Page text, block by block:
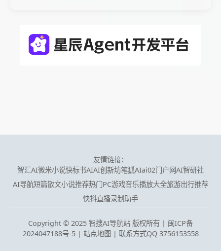
友情链接：
智汇AI微米小说快标书AIAI创新坊笔狐AIai02门户网AI智研社
AI导航短篇散文小说推荐热门PC游戏音乐播放大全旅游出行推荐
快抖直播录制助手
Copyright © 2025 智搜AI导航站 版权所有 | 闽ICP备
2024047188号-5| 站点地图| 联系方式QQ 3756153558